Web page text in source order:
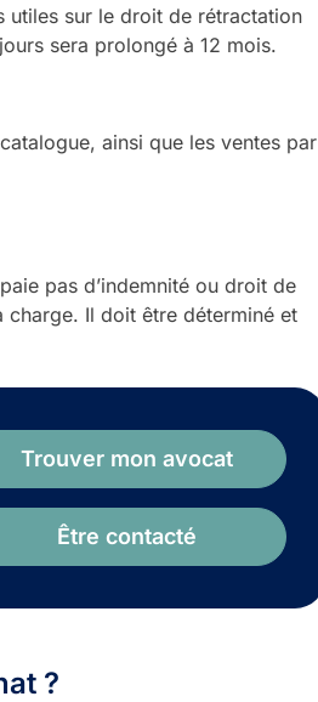
utiles sur le droit de rétractation
sera prolongé à 12 mois.
ainsi que les ventes par
pas d’indemnité ou droit de
Il doit être déterminé et
Trouver mon avocat
Être contacté
?